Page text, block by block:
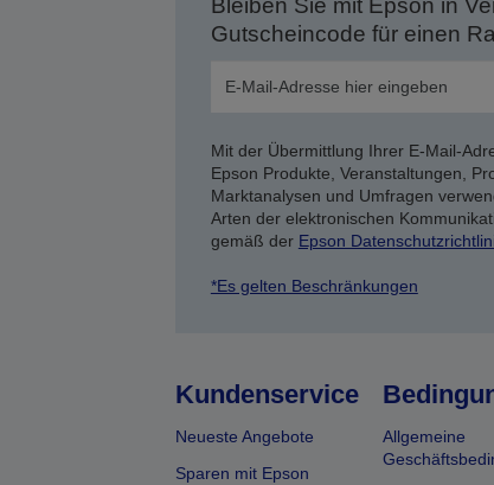
Bleiben Sie mit Epson in
Gutscheincode für einen
Mit der Übermittlung Ihrer E-Mail-
Epson Produkte, Veranstaltungen,
Marktanalysen und Umfragen
Arten der elektronischen
gemäß der Epson
*Es gelten Beschränkungen
Kundenservice
Neueste Angebote
Sparen mit Epson
Allgemeine